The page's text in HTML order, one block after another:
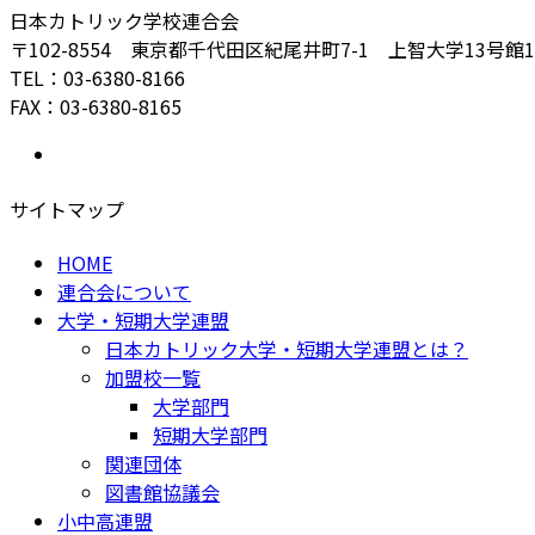
日本カトリック学校連合会
〒102-8554 東京都千代田区紀尾井町7-1 上智大学13号館
TEL：03-6380-8166
FAX：03-6380-8165
サイトマップ
HOME
連合会について
大学・短期大学連盟
日本カトリック大学・短期大学連盟とは？
加盟校一覧
大学部門
短期大学部門
関連団体
図書館協議会
小中高連盟